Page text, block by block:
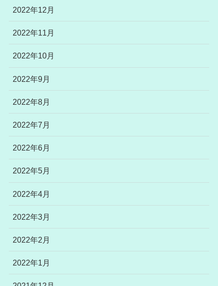
2022年12月
2022年11月
2022年10月
2022年9月
2022年8月
2022年7月
2022年6月
2022年5月
2022年4月
2022年3月
2022年2月
2022年1月